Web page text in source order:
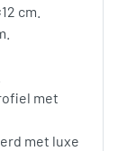
cm.
met
met luxe